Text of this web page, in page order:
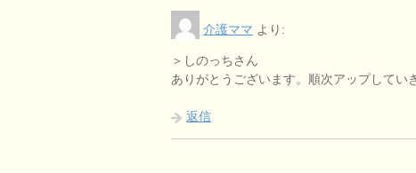
介護ママ より:
＞しのっちさん
ありがとうございます。順次アップしてい
返信